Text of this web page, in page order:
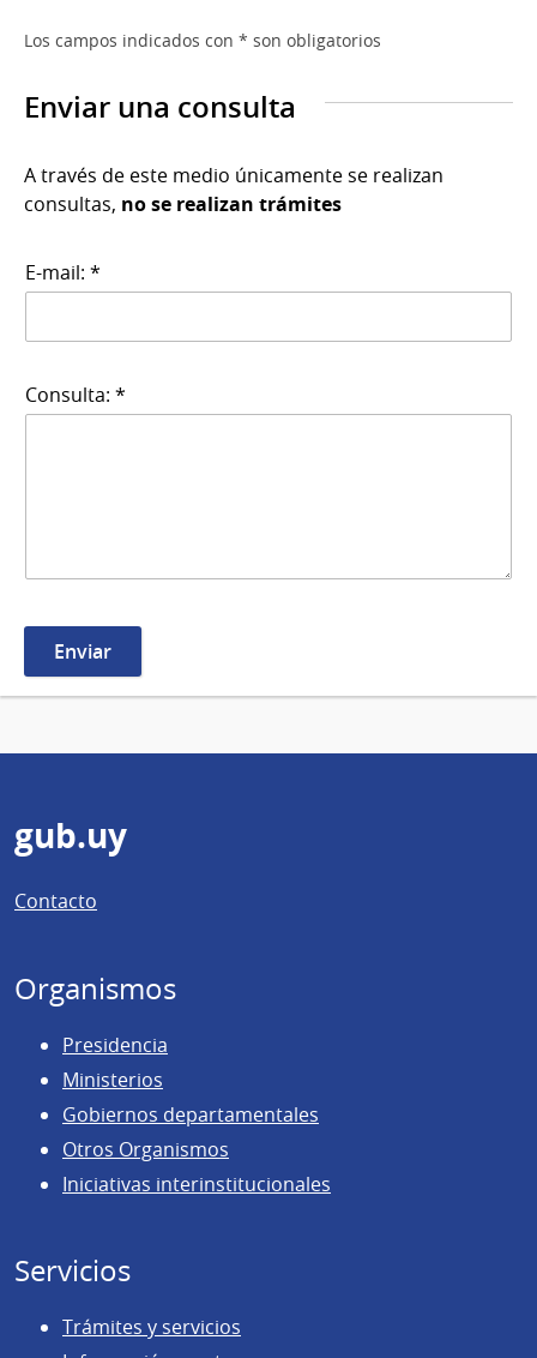
Los campos indicados con * son obligatorios
Enviar una consulta
A través de este medio únicamente se realizan
consultas, no se realizan trámites
E-mail: *
Consulta: *
Pie
de
página
gub.uy
Contacto
Organismos
Presidencia
Ministerios
Gobiernos departamentales
Otros Organismos
Iniciativas interinstitucionales
Servicios
Trámites y servicios